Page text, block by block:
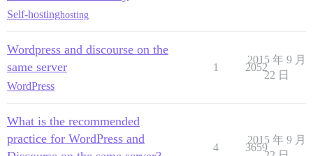
Self-hostinghosting
Wordpress and discourse on the
same server
WordPress
1 2052
2015 年 9 月
22 日
What is the recommended
practice for WordPress and
4 3659
2015 年 9 月